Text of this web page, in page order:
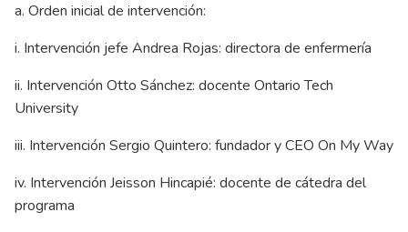
a. Orden inicial de intervención:
i. Intervención jefe Andrea Rojas: directora de enfermería
ii. Intervención Otto Sánchez: docente Ontario Tech
University
iii. Intervención Sergio Quintero: fundador y CEO On My Way
iv. Intervención Jeisson Hincapié: docente de cátedra del
programa